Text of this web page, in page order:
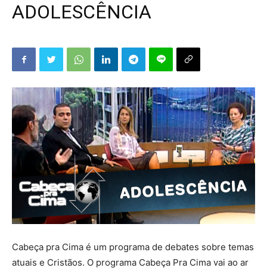
ADOLESCÊNCIA
Cabeça pra Cima é um programa de debates sobre temas
atuais e Cristãos. O programa Cabeça Pra Cima vai ao ar